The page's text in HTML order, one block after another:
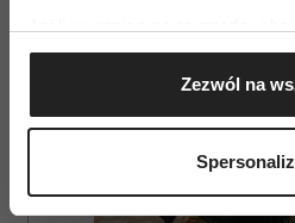
Gromadzić dane
geograficznej z
Identyfikować Twoje
(fingerprinting, czyli
Zezwól na